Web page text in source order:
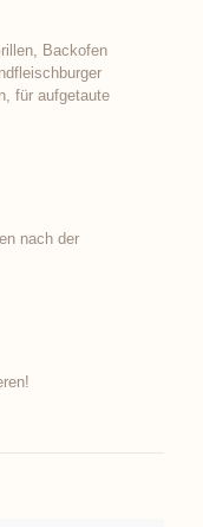
Backofen
für aufgetaute
nach der